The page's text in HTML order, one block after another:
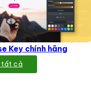
Key chính hãng
tất cả